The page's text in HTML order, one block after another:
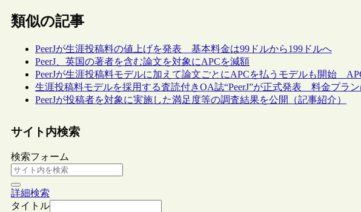
類似の記事
PeerJが生涯投稿料の値上げを発表 基本料金は99ドルから199ドルへ
PeerJ、英国の著者を含む論文を対象にAPCを減額
PeerJが生涯投稿料モデルに加えて論文ごとにAPCを払うモデルも開始
生涯投稿料モデルを採用する査読付きOA誌“PeerJ”が正式発表 料金プラ
PeerJが投稿者を対象に実施した満足度等の調査結果を公開（記事紹介）
サイト内検索
検索フォーム
詳細検索
タイトル